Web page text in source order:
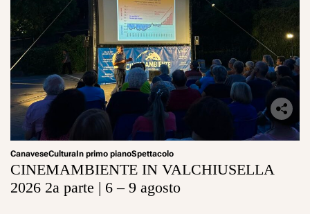
CanaveseCulturaIn primo pianoSpettacolo
CINEMAMBIENTE IN VALCHIUSELLA
2026 2a parte | 6 – 9 agosto